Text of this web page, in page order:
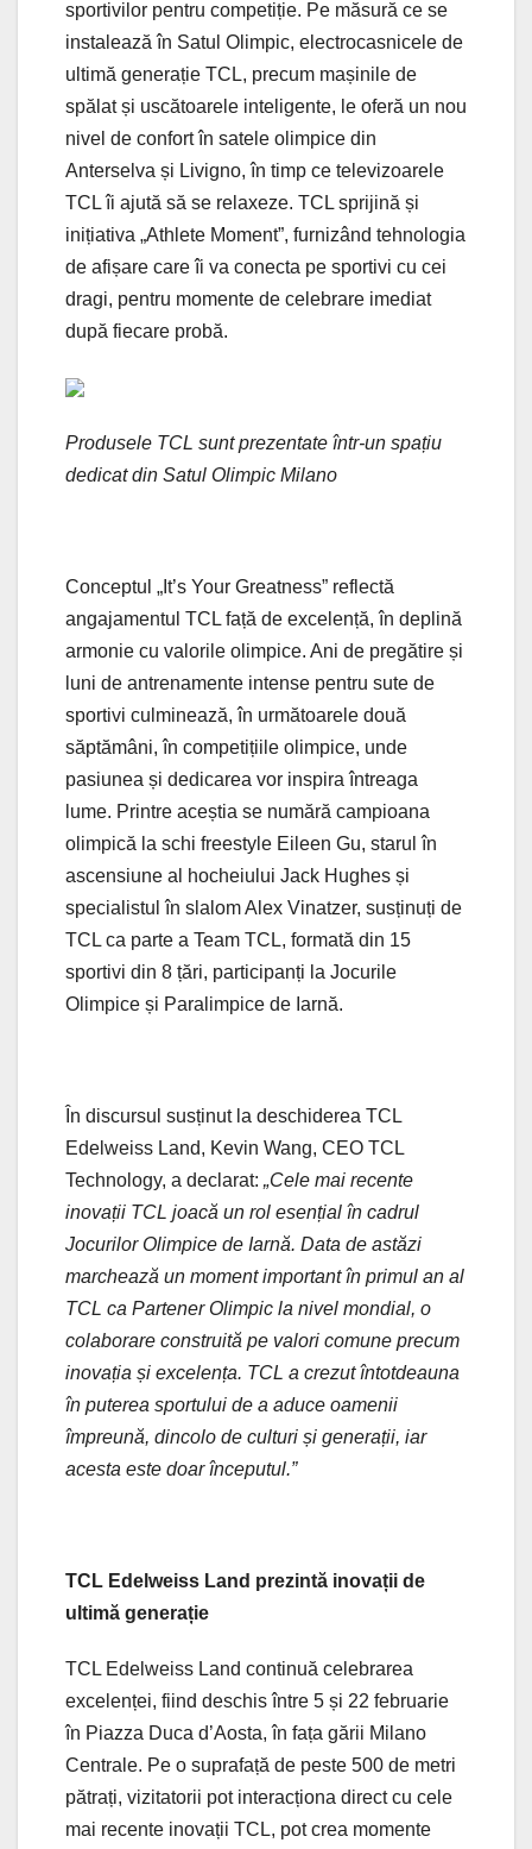
sportivilor pentru competiție. Pe măsură ce se
instalează în Satul Olimpic, electrocasnicele de
ultimă generație TCL, precum mașinile de
spălat și uscătoarele inteligente, le oferă un nou
nivel de confort în satele olimpice din
Anterselva și Livigno, în timp ce televizoarele
TCL îi ajută să se relaxeze. TCL sprijină și
inițiativa „Athlete Moment”, furnizând tehnologia
de afișare care îi va conecta pe sportivi cu cei
dragi, pentru momente de celebrare imediat
după fiecare probă.
Produsele TCL sunt prezentate într-un spațiu
dedicat din Satul Olimpic Milano
Conceptul „It’s Your Greatness” reflectă
angajamentul TCL față de excelență, în deplină
armonie cu valorile olimpice. Ani de pregătire și
luni de antrenamente intense pentru sute de
sportivi culminează, în următoarele două
săptămâni, în competițiile olimpice, unde
pasiunea și dedicarea vor inspira întreaga
lume. Printre aceștia se numără campioana
olimpică la schi freestyle Eileen Gu, starul în
ascensiune al hocheiului Jack Hughes și
specialistul în slalom Alex Vinatzer, susținuți de
TCL ca parte a Team TCL, formată din 15
sportivi din 8 țări, participanți la Jocurile
Olimpice și Paralimpice de Iarnă.
În discursul susținut la deschiderea TCL
Edelweiss Land, Kevin Wang, CEO TCL
Technology, a declarat: „Cele mai recente
inovații TCL joacă un rol esențial în cadrul
Jocurilor Olimpice de Iarnă. Data de astăzi
marchează un moment important în primul an al
TCL ca Partener Olimpic la nivel mondial, o
colaborare construită pe valori comune precum
inovația și excelența. TCL a crezut întotdeauna
în puterea sportului de a aduce oamenii
împreună, dincolo de culturi și generații, iar
acesta este doar începutul.”
TCL Edelweiss Land prezintă inovații de
ultimă generație
TCL Edelweiss Land continuă celebrarea
excelenței, fiind deschis între 5 și 22 februarie
în Piazza Duca d’Aosta, în fața gării Milano
Centrale. Pe o suprafață de peste 500 de metri
pătrați, vizitatorii pot interacționa direct cu cele
mai recente inovații TCL, pot crea momente